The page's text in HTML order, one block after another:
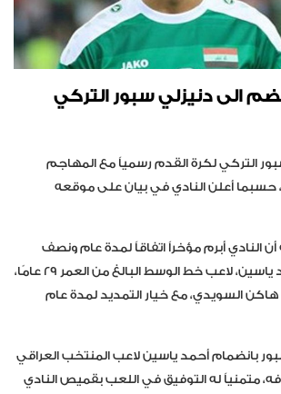
الى دنيزلي سبور التركي
التركي لكرة القدم رسمياً مع المهاجم
حسبما أعلن النادي في بيان على موقعه
أن النادي أبرم مؤخراً اتفاقاً لمدة عام ونصف
العام مع اللاعب أحمد ياسين، لاعب خط الوسط البالغ من العمر 29 عامًا،
السويدي، مع خيار التمديد لمدة عام
بانضمام أحمد ياسين لاعب المنتخب العراقي
متمنياً له التوفيق في اللعب بقميص النادي